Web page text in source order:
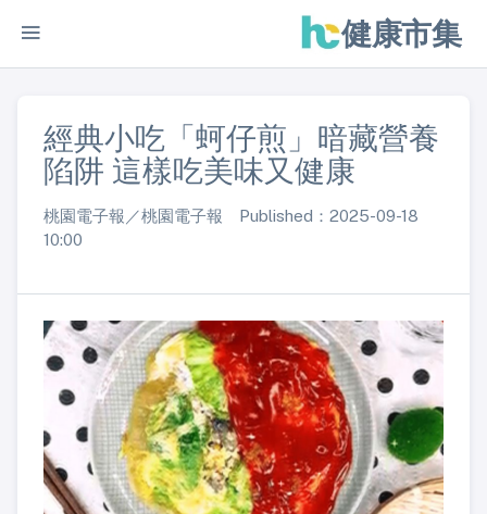
健康市集
經典小吃「蚵仔煎」暗藏營養
陷阱 這樣吃美味又健康
桃園電子報／桃園電子報 Published：2025-09-18
10:00